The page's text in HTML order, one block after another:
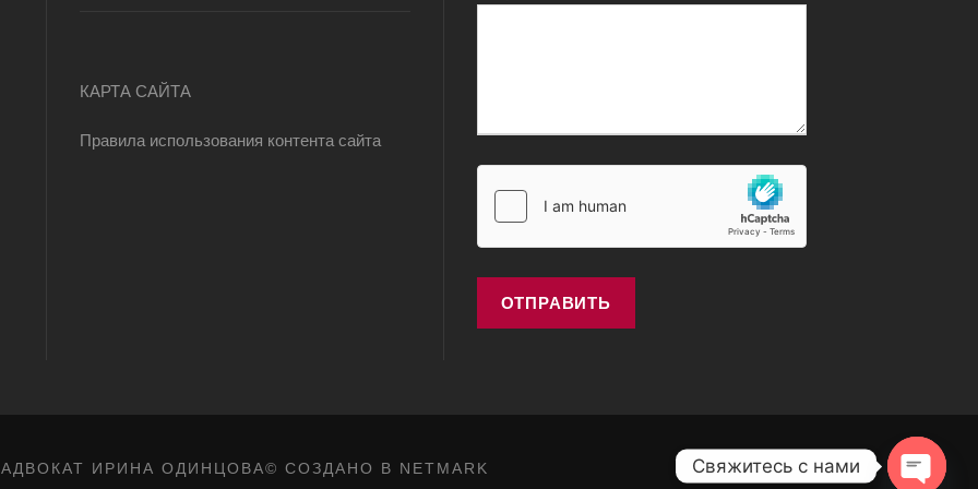
КАРТА САЙТА
Правила использования контента сайта
АДВОКАТ ИРИНА ОДИНЦОВА© СОЗДАНО В NETMARK Свяжитесь с нами